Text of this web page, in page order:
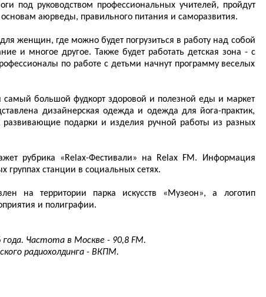
под руководством профессиональных учителей, пройдут
аюрведы, правильного питания и саморазвития.
женщин, где можно будет погрузиться в работу над собой
и многое другое. Также будет работать детская зона - с
по работе с детьми начнут программу веселых
самый большой фудкорт здоровой и полезной еды и маркет
дизайнерская одежда и одежда для йога-практик,
развивающие подарки и изделия ручной работы из разных
рубрика «Relax-Фестивали» на Relax FM. Информация
группах станции в социальных сетях.
на территории парка искусств «Музеон», а логотип
и полиграфии.
Частота в Москве - 90,8 FM.
радиохолдинга - ВКПМ.